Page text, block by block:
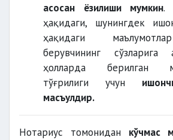
асосан ёзилиши мумкин.
ҳақидаги, шунингдек
ҳақидаги
берувчининг сўзларига
ҳолларда берилган
тўғрилиги учун
масъулдир.
Нотариус томонидан кўчмас